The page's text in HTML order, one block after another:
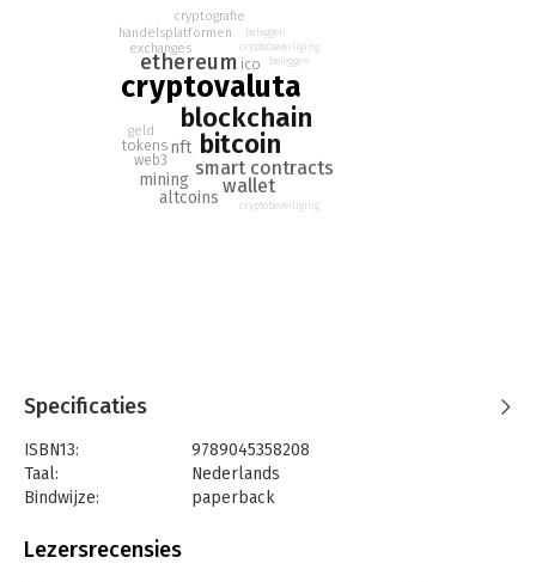
en vele andere vragen rond cryptovaluta.
cryptovaluta
blockchain
bitcoin
ethereum
smart contracts
wallet
altcoins
nft
mining
web3
ico
tokens
geld
exchanges
handelsplatformen
cryptografie
beleggen
cryptobeveiliging
beleggen
cryptobeveiliging
Specificaties
ISBN13:
9789045358208
Taal:
Nederlands
Bindwijze:
paperback
Uitgever:
Lezersrecensies